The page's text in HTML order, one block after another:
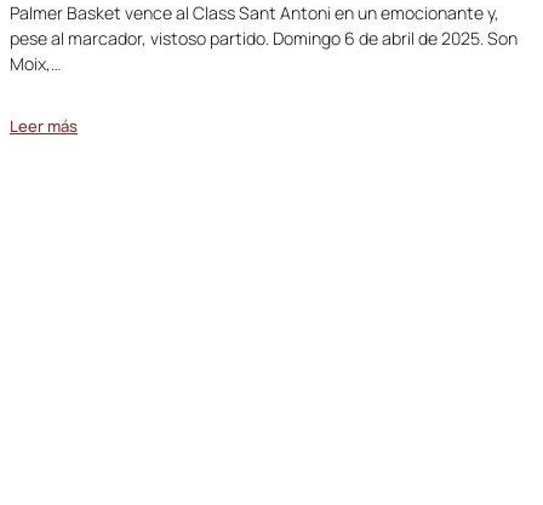
Palmer Basket vence al Class Sant Antoni en un emocionante y,
pese al marcador, vistoso partido. Domingo 6 de abril de 2025. Son
Moix,…
Leer más